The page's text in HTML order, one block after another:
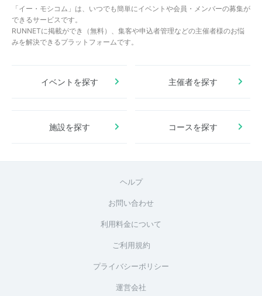
「イー・モシコム」は、いつでも簡単にイベントや会員・メンバーの募集が
できるサービスです。
RUNNETに掲載ができ（無料）、集客や申込者管理などの主催者様のお悩
みを解決できるプラットフォームです。
イベントを探す 主催者を探す
施設を探す コースを探す
ヘルプ
お問い合わせ
利用料金について
ご利用規約
プライバシーポリシー
運営会社